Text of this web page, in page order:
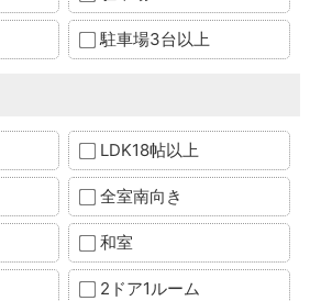
駐車場3台以上
LDK18帖以上
全室南向き
和室
2ドア1ルーム